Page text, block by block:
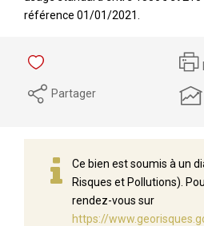
référence 01/01/2021.
Partager
Ce bien est soumis à un
Risques et Pollutions).
rendez-vous sur
https://